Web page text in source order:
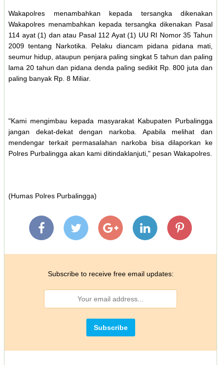
Wakapolres menambahkan kepada tersangka dikenakan
Wakapolres menambahkan kepada tersangka dikenakan Pasal
114 ayat (1) dan atau Pasal 112 Ayat (1) UU RI Nomor 35 Tahun
2009 tentang Narkotika. Pelaku diancam pidana pidana mati,
seumur hidup, ataupun penjara paling singkat 5 tahun dan paling
lama 20 tahun dan pidana denda paling sedikit Rp. 800 juta dan
paling banyak Rp. 8 Miliar.
"Kami mengimbau kepada masyarakat Kabupaten Purbalingga
jangan dekat-dekat dengan narkoba. Apabila melihat dan
mendengar terkait permasalahan narkoba bisa dilaporkan ke
Polres Purbalingga akan kami ditindaklanjuti," pesan Wakapolres.
(Humas Polres Purbalingga)
Subscribe to receive free email updates: